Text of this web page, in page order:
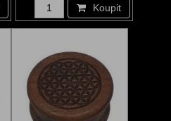
Koupit